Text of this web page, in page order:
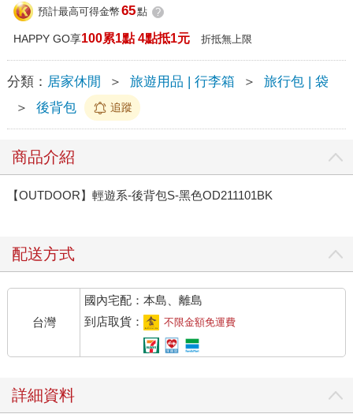
預計最高可得金幣 65點 ?
HAPPY GO享100累1點 4點抵1元 折抵無上限
分類： 居家休閒 ＞ 旅遊用品 | 行李箱 ＞
旅行包 | 袋
＞
後背包 追蹤
商品介紹
【OUTDOOR】輕遊系-後背包S-黑色OD211101BK
配送方式
台灣
國內宅配：本島、離島
到店取貨：
不限金額免運費
詳細資料